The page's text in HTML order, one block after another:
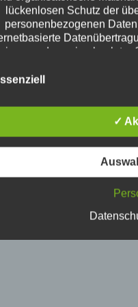
lückenlosen Schutz der
personenbezogenen
sodass ein absoluter
Daten auch
Richtlinien-
soll
dies zu gewährleisten,
Wir verwenden in dieser
✓